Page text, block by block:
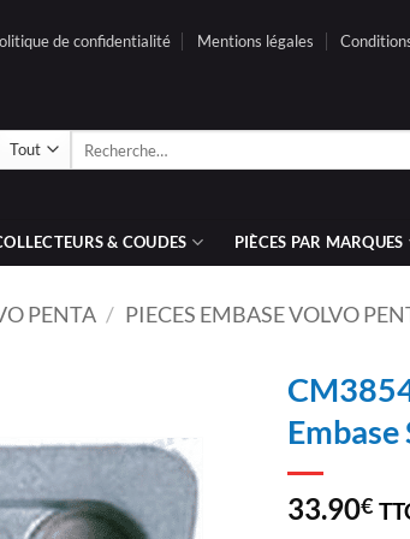
de confidentialité Mentions légales
Recherche
& COUDES PIÈCES PAR MARQUES
PENTA / PIECES EMBASE VOLVO
AJOUTER
À LA
LISTE
D’ENVIES
33.90€